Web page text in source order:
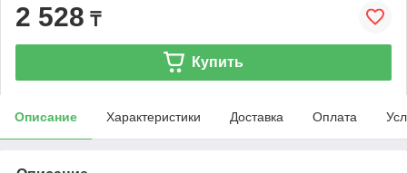
2 528 ₸
Купить
Описание Характеристики Доставка Оплата